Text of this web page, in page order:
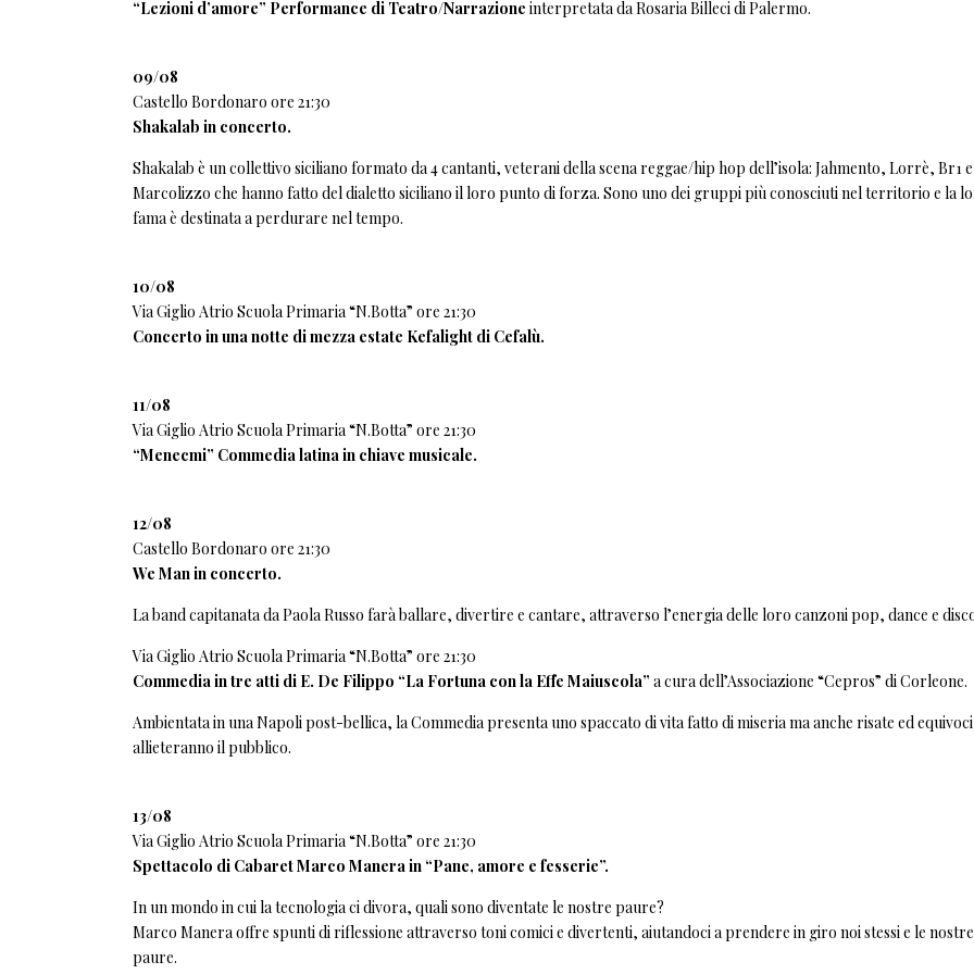
“Lezioni d’amore” Performance di Teatro/Narrazione interpretata da Rosaria Billeci di Palermo.
09/08
Castello Bordonaro ore 21:30
Shakalab in concerto.
Shakalab è un collettivo siciliano formato da 4 cantanti, veterani della scena reggae/hip hop dell’isola: Jahmento, Lorrè, Br1 e
Marcolizzo che hanno fatto del dialetto siciliano il loro punto di forza. Sono uno dei gruppi più conosciuti nel territorio e la
fama è destinata a perdurare nel tempo.
10/08
Via Giglio Atrio Scuola Primaria “N.Botta” ore 21:30
Concerto in una notte di mezza estate Kefalight di Cefalù.
11/08
Via Giglio Atrio Scuola Primaria “N.Botta” ore 21:30
“Menecmi” Commedia latina in chiave musicale.
12/08
Castello Bordonaro ore 21:30
We Man in concerto.
La band capitanata da Paola Russo farà ballare, divertire e cantare, attraverso l’energia delle loro canzoni pop, dance e
Via Giglio Atrio Scuola Primaria “N.Botta” ore 21:30
Commedia in tre atti di E. De Filippo “La Fortuna con la Effe Maiuscola” a cura dell’Associazione “Cepros” di Corleone.
Ambientata in una Napoli post-bellica, la Commedia presenta uno spaccato di vita fatto di miseria ma anche risate ed
allieteranno il pubblico.
13/08
Via Giglio Atrio Scuola Primaria “N.Botta” ore 21:30
Spettacolo di Cabaret Marco Manera in “Pane, amore e fesserie”.
In un mondo in cui la tecnologia ci divora, quali sono diventate le nostre paure?
Marco Manera offre spunti di riflessione attraverso toni comici e divertenti, aiutandoci a prendere in giro noi stessi e le
paure.